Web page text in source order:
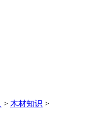
> 木材知识 >